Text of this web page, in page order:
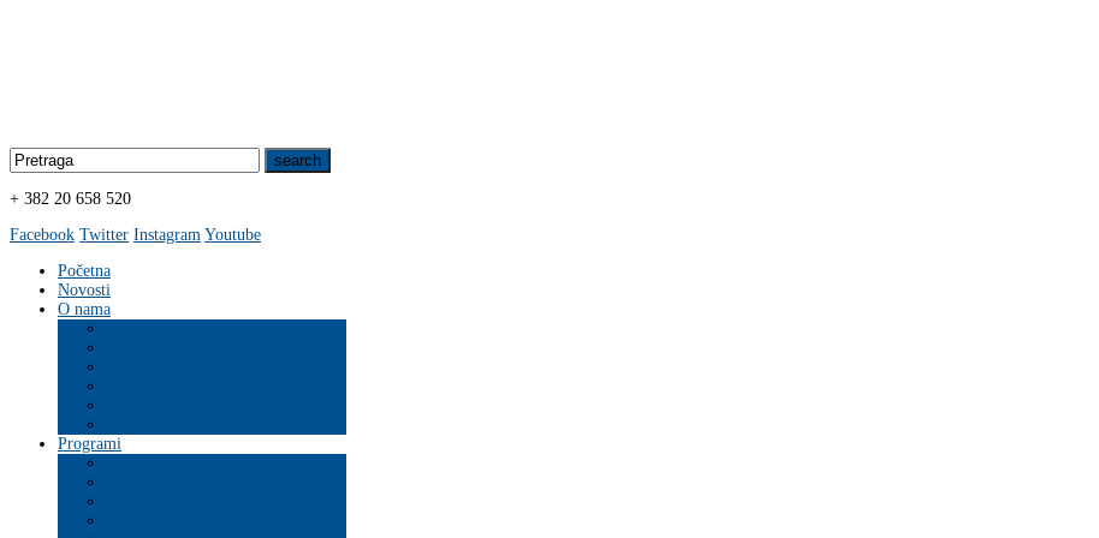
+ 382 20 658 520
Facebook Twitter Instagram Youtube
Početna
Novosti
O nama
Programi